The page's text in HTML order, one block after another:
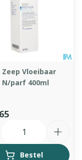
Zeep Vloeibaar
N/parf 400ml
Bestel